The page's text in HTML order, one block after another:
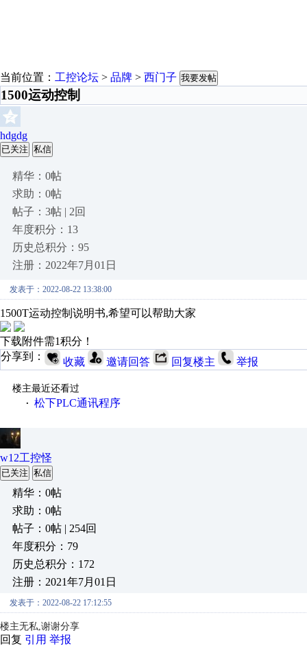
当前位置： 工控论坛 > 品牌 > 西门子 我要发帖
1500运动控制
hdgdg
已关注 私信
精华：0帖
求助：0帖
帖子：3帖 | 2回
年度积分：13
历史总积分：95
注册：2022年7月01日
发表于：2022-08-22 13:38:00
1500T运动控制说明书,希望可以帮助大家
下载附件需1积分！
分享到：
收藏 邀请回答 回复楼主 举报
楼主最近还看过
· 松下PLC通讯程序
w12工控怪
已关注 私信
精华：0帖
求助：0帖
帖子：0帖 | 254回
年度积分：79
历史总积分：172
注册：2021年7月01日
发表于：2022-08-22 17:12:55
楼主无私,谢谢分享
回复 引用 举报